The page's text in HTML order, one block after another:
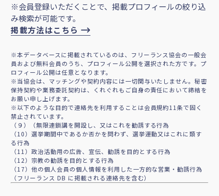
※会員登録いただくことで、掲載プロフィールの絞り込
み検索が可能です。
掲載方法はこちら
※本データベースに掲載されているのは、フリーランス協会の一般会
員および無料会員のうち、プロフィール公開を選択された方です。プ
ロフィール公開は任意となります。
※当協会は、マッチングや契約内容には一切関与いたしません。秘密
保持契約や業務委託契約は、くれぐれもご自身の責任において締結を
お願い申し上げます。
※以下のような目的で連絡先を利用することは会員規約11条で固く
禁止されています。
（９）（無限連鎖講を開設し、又はこれを勧誘する行為
（10）選挙期間中であるか否かを問わず、選挙運動又はこれに類す
る行為
（11）政治活動用の広告、宣伝、勧誘を目的とする行為
（12）宗教の勧誘を目的とする行為
（17）他の個人会員の個人情報を利用した一方的な営業・勧誘行為
（フリーランス DB に掲載される連絡先を含む）